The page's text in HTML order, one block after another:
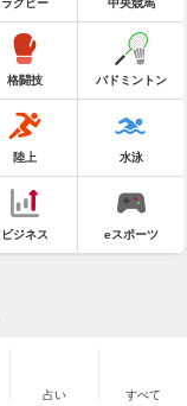
ラグビー 中央競馬
格闘技 バドミントン
陸上 水泳
ビジネス eスポーツ
占い すべて